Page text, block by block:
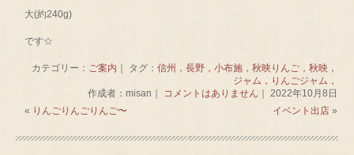
大(約240g)
です☆
カテゴリー： ご案内 ｜ タグ： 信州，長野，小布施，秋映りんご，秋映，
ジャム，りんごジャム，
作成者：misan｜ コメントはありません ｜ 2022年10月8日
« りんごりんごりんご〜 イベント出店»